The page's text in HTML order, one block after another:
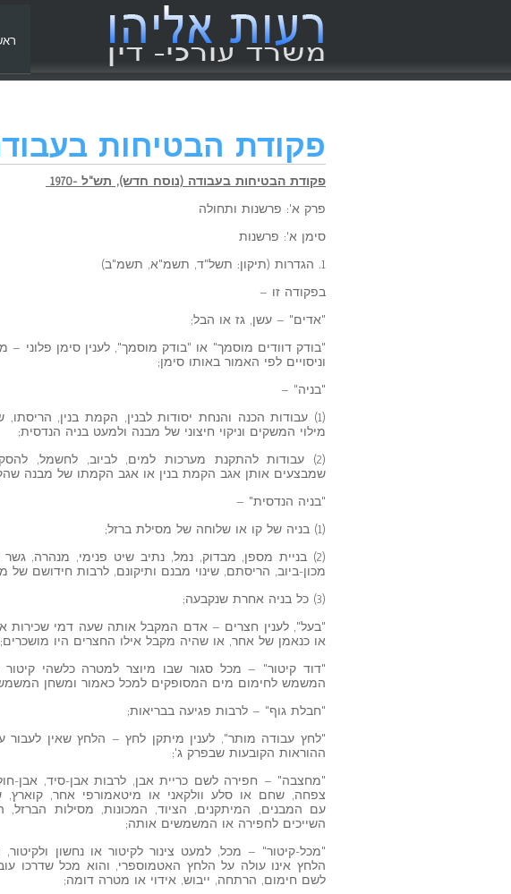
פקודת הבטיחות
פקודת הבטיחות בעבודה (נוסח חדש), תש"ל -1970
פרק א': פרשנות ותחולה
סימן א': פרשנות
1. הגדרות (תיקון: תשל"ד, תשמ"א, תשמ"ב)
בפקודה זו –
"אדים" – עשן, גז או הבל;
"בודק דוודים מוסמך" או "בודק מוסמך", לענין סימן
וניסויים לפי האמור באותו סימן;
"בניה" –
(1) עבודות הכנה והנחת יסודות לבנין, הקמת בנין,
מילוי המשקים וניקוי חיצוני של מבנה ולמעט בניה הנדסית;
(2) עבודות להתקנת מערכות למים, לביוב, לחשמל,
שמבצעים אותן אגב הקמת בנין או אגב הקמתו של מבנה
"בניה הנדסית" –
(1) בניה של קו או שלוחה של מסילת ברזל;
(2) בניית מספן, מבדוק, נמל, נתיב שיט פנימי, מנהרה,
מכון-ביוב, הריסתם, שינוי מבנם ותיקונם, לרבות חידושם של
(3) כל בניה אחרת שנקבעה;
"בעל", לענין חצרים – אדם המקבל אותה שעה דמי שכירות או
או כנאמן של אחר, או שהיה מקבל אילו החצרים היו מושכרים;
"דוד קיטור" – מכל סגור שבו מיוצר למטרה כלשהי
המשמש לחימום מים המסופקים למכל כאמור ומשחן המשמש
"חבלת גוף" – לרבות פגיעה בבריאות;
"לחץ עבודה מותר", לענין מיתקן לחץ – הלחץ שאין לעבור
ההוראות הקובעות שבפרק ג';
"מחצבה" – חפירה לשם כריית אבן, לרבות אבן-סיד, אבן-
צפחה, שחם או סלע וולקאני או מיטאמורפי אחר, קוארץ,
עם המבנים, המיתקנים, הציוד, המכונות, מסילות
השייכים לחפירה או המשמשים אותה;
"מכל-קיטור" – מכל, למעט צינור לקיטור או נחשון
הלחץ אינו עולה על הלחץ האטמוספרי, והוא מכל שדרכו
לשם חימום, הרתחה, ייבוש, אידוי או מטרה דומה;